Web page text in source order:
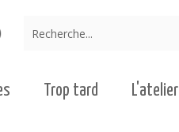
Trop tard L'atelier